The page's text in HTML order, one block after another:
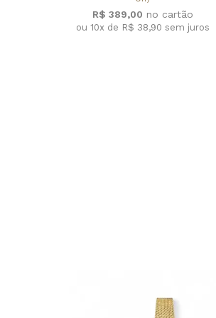
R$ 389,00
ou 10x de R$ 38,90 sem juros